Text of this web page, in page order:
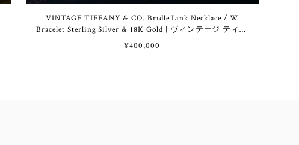
VINTAGE TIFFANY & CO. Bridle Link Necklace / W
Bracelet Sterling Silver & 18K Gold | ヴィンテージ ティフ
ァニー ブライドル リンク ネックレス / 2重 ブレスレッ
ト スターリング シルバー & 18K ゴールド
¥400,000